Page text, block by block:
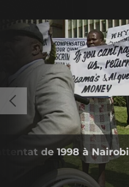
de 1998 à Nairobi